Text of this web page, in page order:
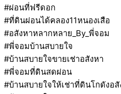
#ผ่อนที่ฟรีดอก
#ที่ดินผ่อนได้คลอง11หนองเสือ
#อสังหาหลากหลาย_By_พี่จอม
#พี่จอมบ้านสบายใจ
#บ้านสบายใจขายเช่าอสังหา
#พี่จอมที่ดินสดผ่อน
#บ้านสบายใจให้เช่าที่ดินโกดังอสั